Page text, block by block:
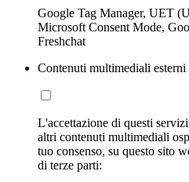
Google Tag Manager, UET
Microsoft Consent Mode,
Freshchat
Contenuti multimediali esterni
L'accettazione di questi
altri contenuti multimediali
tuo consenso, su questo sito
di terze parti: